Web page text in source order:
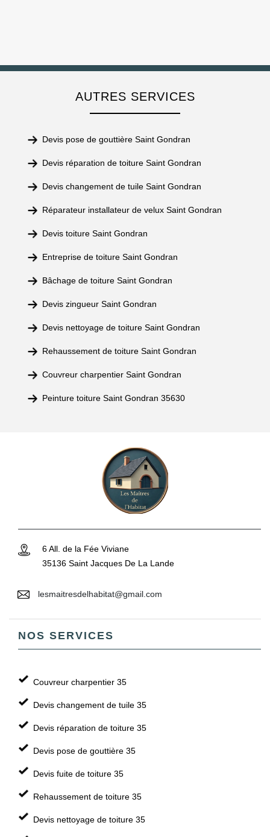
AUTRES SERVICES
Devis pose de gouttière Saint Gondran
Devis réparation de toiture Saint Gondran
Devis changement de tuile Saint Gondran
Réparateur installateur de velux Saint Gondran
Devis toiture Saint Gondran
Entreprise de toiture Saint Gondran
Bâchage de toiture Saint Gondran
Devis zingueur Saint Gondran
Devis nettoyage de toiture Saint Gondran
Rehaussement de toiture Saint Gondran
Couvreur charpentier Saint Gondran
Peinture toiture Saint Gondran 35630
6 All. de la Fée Viviane
35136 Saint Jacques De La Lande
lesmaitresdelhabitat@gmail.com
NOS SERVICES
Couvreur charpentier 35
Devis changement de tuile 35
Devis réparation de toiture 35
Devis pose de gouttière 35
Devis fuite de toiture 35
Rehaussement de toiture 35
Devis nettoyage de toiture 35